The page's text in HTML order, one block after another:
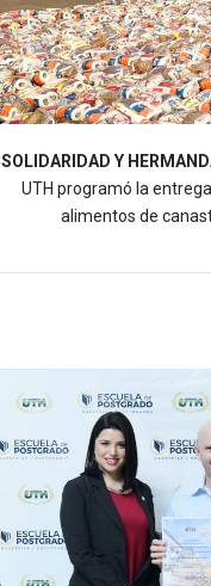
SOLIDARIDAD Y
UTH programó la
alimentos de